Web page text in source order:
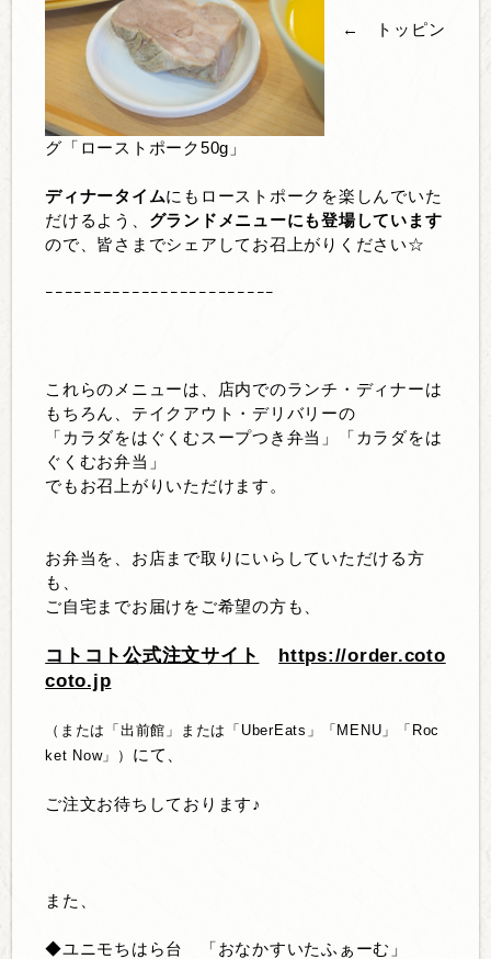
← トッピン
グ「ローストポーク50g」
ディナータイムにもローストポークを楽しんでいた
だけるよう、 グランドメニューにも登場しています
ので、皆さまでシェアしてお召上がりください☆
ｰｰｰｰｰｰｰｰｰｰｰｰｰｰｰｰｰｰｰｰｰｰｰｰ
これらのメニューは、店内でのランチ・ディナーは
もちろん、テイクアウト・デリバリーの
「カラダをはぐくむスープつき弁当」「カラダをは
ぐくむお弁当」
でもお召上がりいただけます。
お弁当を、お店まで取りにいらしていただける方
も、
ご自宅までお届けをご希望の方も、
コトコト公式注文サイト
https://order.coto
coto.jp
（または「出前館」または「UberEats」「MENU」「Roc
ket Now」） にて、
ご注文お待ちしております♪
また、
◆ユニモちはら台 「おなかすいたふぁーむ」